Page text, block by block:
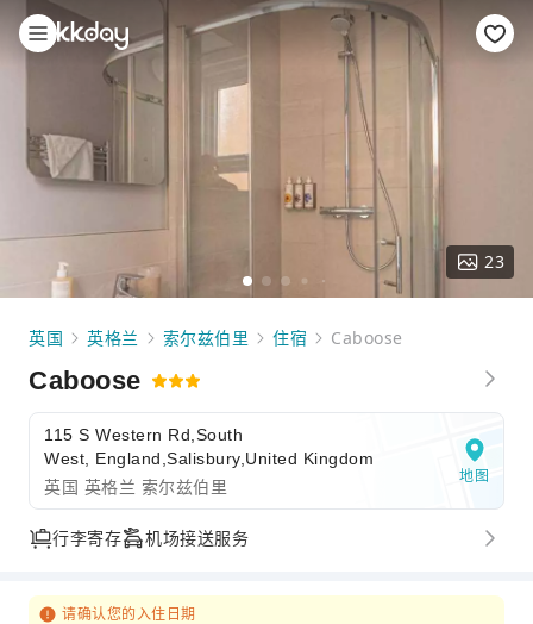
23
英国 英格兰 索尔兹伯里 住宿 Caboose
Caboose
115 S Western Rd,South
West, England,Salisbury,United Kingdom
英国 英格兰 索尔兹伯里
地图
行李寄存 机场接送服务
请确认您的入住日期